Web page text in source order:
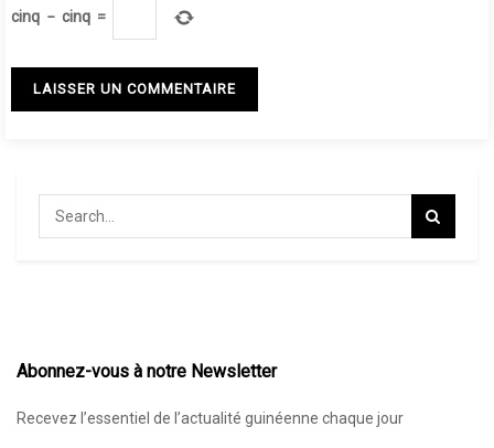
cinq − cinq =
Abonnez-vous à notre Newsletter
Recevez l’essentiel de l’actualité guinéenne chaque jour